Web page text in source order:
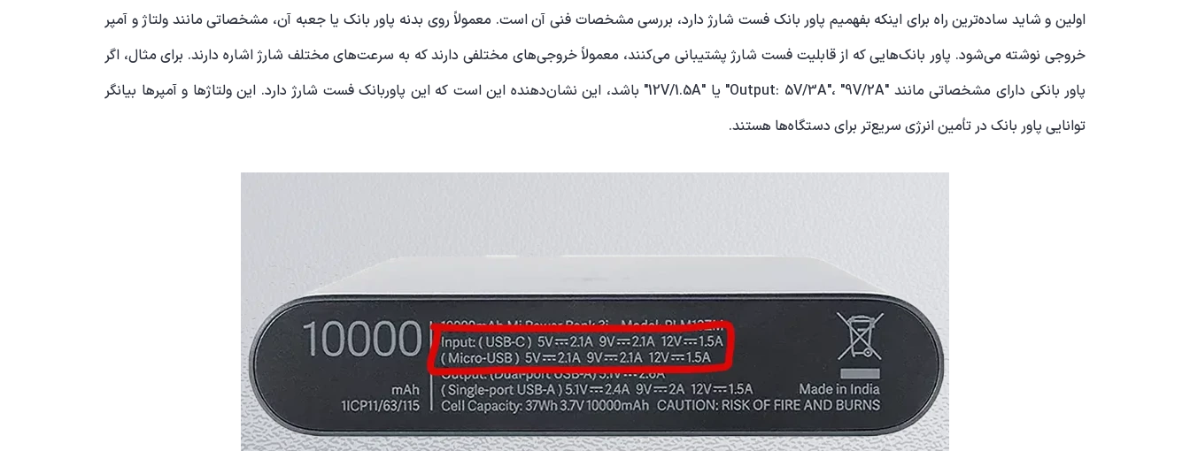
اولین و شاید ساده‌ترین راه برای اینکه بفهمیم پاور بانک فست شارژ دارد، بررسی مشخصات فنی آن است. معمولاً روی بدنه پاور بانک یا جعبه آن، مشخصاتی مانند ولتاژ و آمپر
خروجی نوشته می‌شود. پاور بانک‌هایی که از قابلیت فست شارژ پشتیبانی می‌کنند، معمولاً خروجی‌های مختلفی دارند که به سرعت‌های مختلف شارژ اشاره دارند. برای مثال، اگر
پاور بانکی دارای مشخصاتی مانند "Output: 5V/3A"، "9V/2A" یا "12V/1.5A" باشد، این نشان‌دهنده این است که این پاوربانک فست شارژ دارد. این ولتاژها و آمپرها بیانگر
توانایی پاور بانک در تأمین انرژی سریع‌تر برای دستگاه‌ها هستند.